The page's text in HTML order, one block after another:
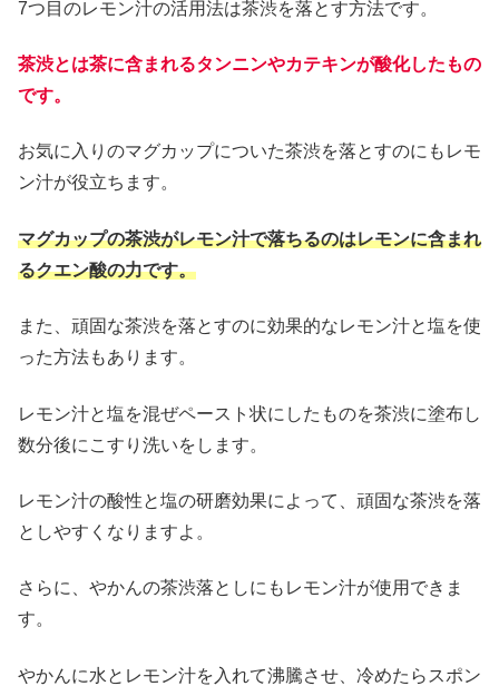
7つ目のレモン汁の活用法は茶渋を落とす方法です。
茶渋とは茶に含まれるタンニンやカテキンが酸化したもの
です。
お気に入りのマグカップについた茶渋を落とすのにもレモ
ン汁が役立ちます。
マグカップの茶渋がレモン汁で落ちるのはレモンに含まれ
るクエン酸の力です。
また、頑固な茶渋を落とすのに効果的なレモン汁と塩を使
った方法もあります。
レモン汁と塩を混ぜペースト状にしたものを茶渋に塗布し
数分後にこすり洗いをします。
レモン汁の酸性と塩の研磨効果によって、頑固な茶渋を落
としやすくなりますよ。
さらに、やかんの茶渋落としにもレモン汁が使用できま
す。
やかんに水とレモン汁を入れて沸騰させ、冷めたらスポン